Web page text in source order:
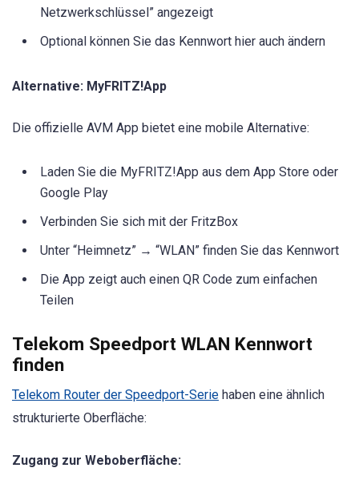
Netzwerkschlüssel” angezeigt
Optional können Sie das Kennwort hier auch ändern
Alternative: MyFRITZ!App
Die offizielle AVM App bietet eine mobile Alternative:
Laden Sie die MyFRITZ!App aus dem App Store oder
Google Play
Verbinden Sie sich mit der FritzBox
Unter “Heimnetz” → “WLAN” finden Sie das Kennwort
Die App zeigt auch einen QR Code zum einfachen
Teilen
Telekom Speedport WLAN Kennwort
finden
Telekom Router der Speedport-Serie haben eine ähnlich
strukturierte Oberfläche:
Zugang zur Weboberfläche: